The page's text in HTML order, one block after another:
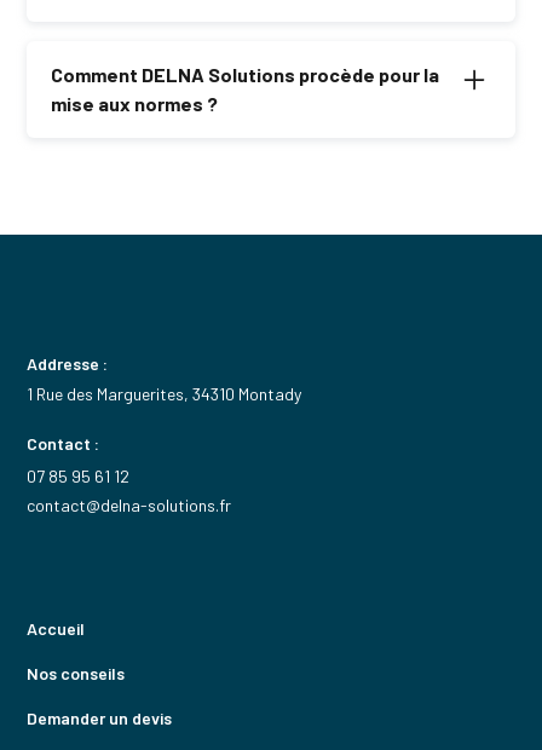
et l’absence de garantie d’assurance en cas d’incident.
Comment DELNA Solutions procède pour la
mise aux normes ?
Addresse :
1 Rue des Marguerites, 34310 Montady
Contact :
07 85 95 61 12
contact@delna-solutions.fr
Accueil
Nos conseils
Demander un devis